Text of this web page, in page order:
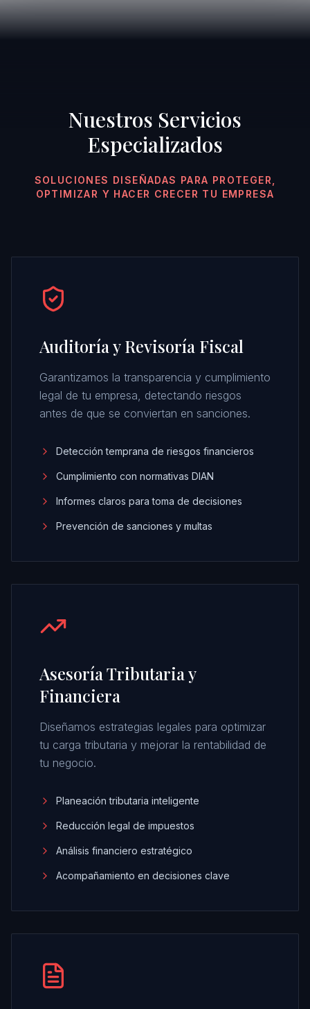
Nuestros Servicios
Especializados
SOLUCIONES DISEÑADAS PARA PROTEGER,
OPTIMIZAR Y HACER CRECER TU EMPRESA
Auditoría y Revisoría Fiscal
Garantizamos la transparencia y cumplimiento
legal de tu empresa, detectando riesgos
antes de que se conviertan en sanciones.
Detección temprana de riesgos financieros
Cumplimiento con normativas DIAN
Informes claros para toma de decisiones
Prevención de sanciones y multas
Asesoría Tributaria y
Financiera
Diseñamos estrategias legales para optimizar
tu carga tributaria y mejorar la rentabilidad de
tu negocio.
Planeación tributaria inteligente
Reducción legal de impuestos
Análisis financiero estratégico
Acompañamiento en decisiones clave